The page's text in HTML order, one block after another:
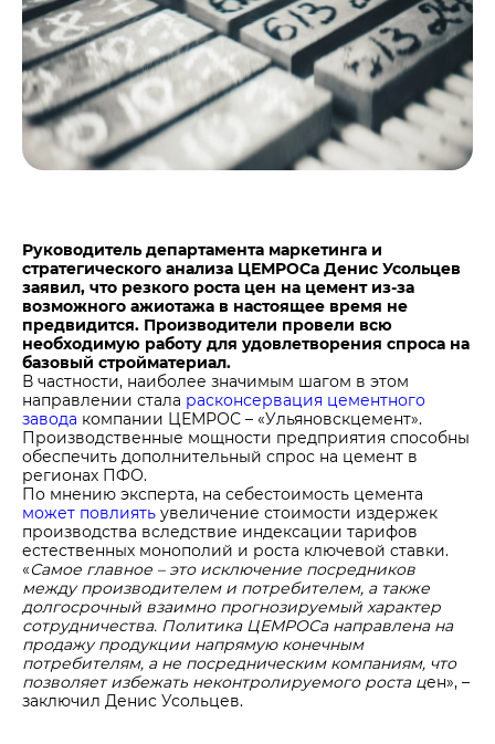
Руководитель департамента маркетинга и
стратегического анализа ЦЕМРОСа Денис Усольцев
заявил, что резкого роста цен на цемент из-за
возможного ажиотажа в настоящее время не
предвидится. Производители провели всю
необходимую работу для удовлетворения спроса на
базовый стройматериал.
В частности, наиболее значимым шагом в этом
направлении стала расконсервация цементного
завода компании ЦЕМРОС – «Ульяновскцемент».
Производственные мощности предприятия способны
обеспечить дополнительный спрос на цемент в
регионах ПФО.
По мнению эксперта, на себестоимость цемента
может повлиять увеличение стоимости издержек
производства вследствие индексации тарифов
естественных монополий и роста ключевой ставки.
«Самое главное – это исключение посредников
между производителем и потребителем, а также
долгосрочный взаимно прогнозируемый характер
сотрудничества. Политика ЦЕМРОСа направлена на
продажу продукции напрямую конечным
потребителям, а не посредническим компаниям, что
позволяет избежать неконтролируемого роста цен», –
заключил Денис Усольцев.
Центры дистрибуции
Реализация ТМЦ и непрофильных активов
Политика в области закупок
В помощь поставщику
Не только цемент
Люди ЦЕМРОСа
Технологии и тренды
Издание для клиентов
Аналитика цементной отрасли
Контакты
Контакты
Контакты для СМИ
Служба доверия